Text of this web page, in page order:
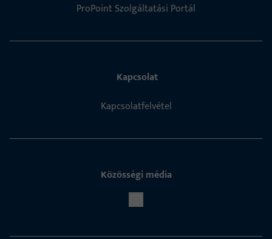
ProPoint Szolgáltatási Portál
Kapcsolat
Kapcsolatfelvétel
Közösségi média